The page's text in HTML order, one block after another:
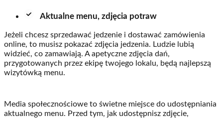
Aktualne menu, zdjęcia potraw
Jeżeli chcesz sprzedawać jedzenie i dostawać zamówienia
online, to musisz pokazać zdjęcia jedzenia. Ludzie lubią
widzieć, co zamawiają. A apetyczne zdjęcia dań,
przygotowanych przez ekipę twojego lokalu, będą najlepszą
wizytówką menu.
Media społecznościowe to świetne miejsce do udostępniania
aktualnego menu. Przed tym, jak udostępnisz zdjęcie,